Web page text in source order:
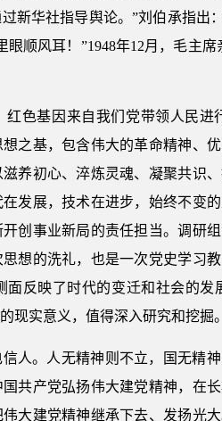
新华社指导舆论。”刘伯承指出
眼顺风耳！”1948年12月，毛主
色基因来自我们党带领人民
之基，包含伟大的革命精神、
养初心、淬炼灵魂、凝聚共识
发展，技术在进步，始终不变
创事业新局的责任担当。调研
想的洗礼，也是一次党史学习
面反映了时代的变迁和社会的
现实意义，值得深入研究和挖掘。
人。人无精神则不立，国无精
共产党弘扬伟大建党精神，在
大建党精神继承下去、发扬光